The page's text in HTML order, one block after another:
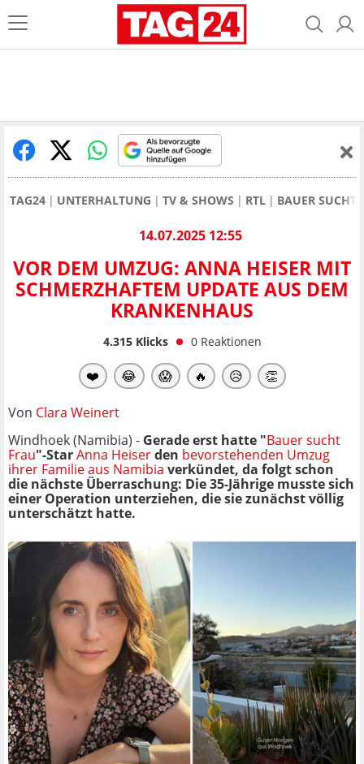
TAG24 UNTERHALTUNG TV & SHOWS RTL BAUER SUCHT
14.07.2025 12:55
VOR DEM UMZUG: ANNA HEISER MIT
SCHMERZHAFTEM UPDATE AUS DEM
KRANKENHAUS
4.315Klicks 0 Reaktionen
❤️ 😂 😱 🔥 😥 👏
Von Clara Weinert
Windhoek (Namibia) - Gerade erst hatte "Bauer sucht
Frau"-StarAnna Heiserden bevorstehenden Umzug
ihrer Familie aus Namibia verkündet, da folgt schon
die nächste Überraschung: Die 35-Jährige musste sich
einer Operation unterziehen, die sie zunächst völlig
unterschätzt hatte.